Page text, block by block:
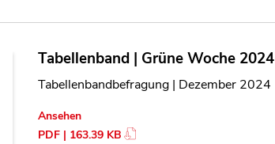
Tabellenband | Grüne Woche 2024
Tabellenbandbefragung | Dezember 2024
Ansehen
PDF | 163.39 KB